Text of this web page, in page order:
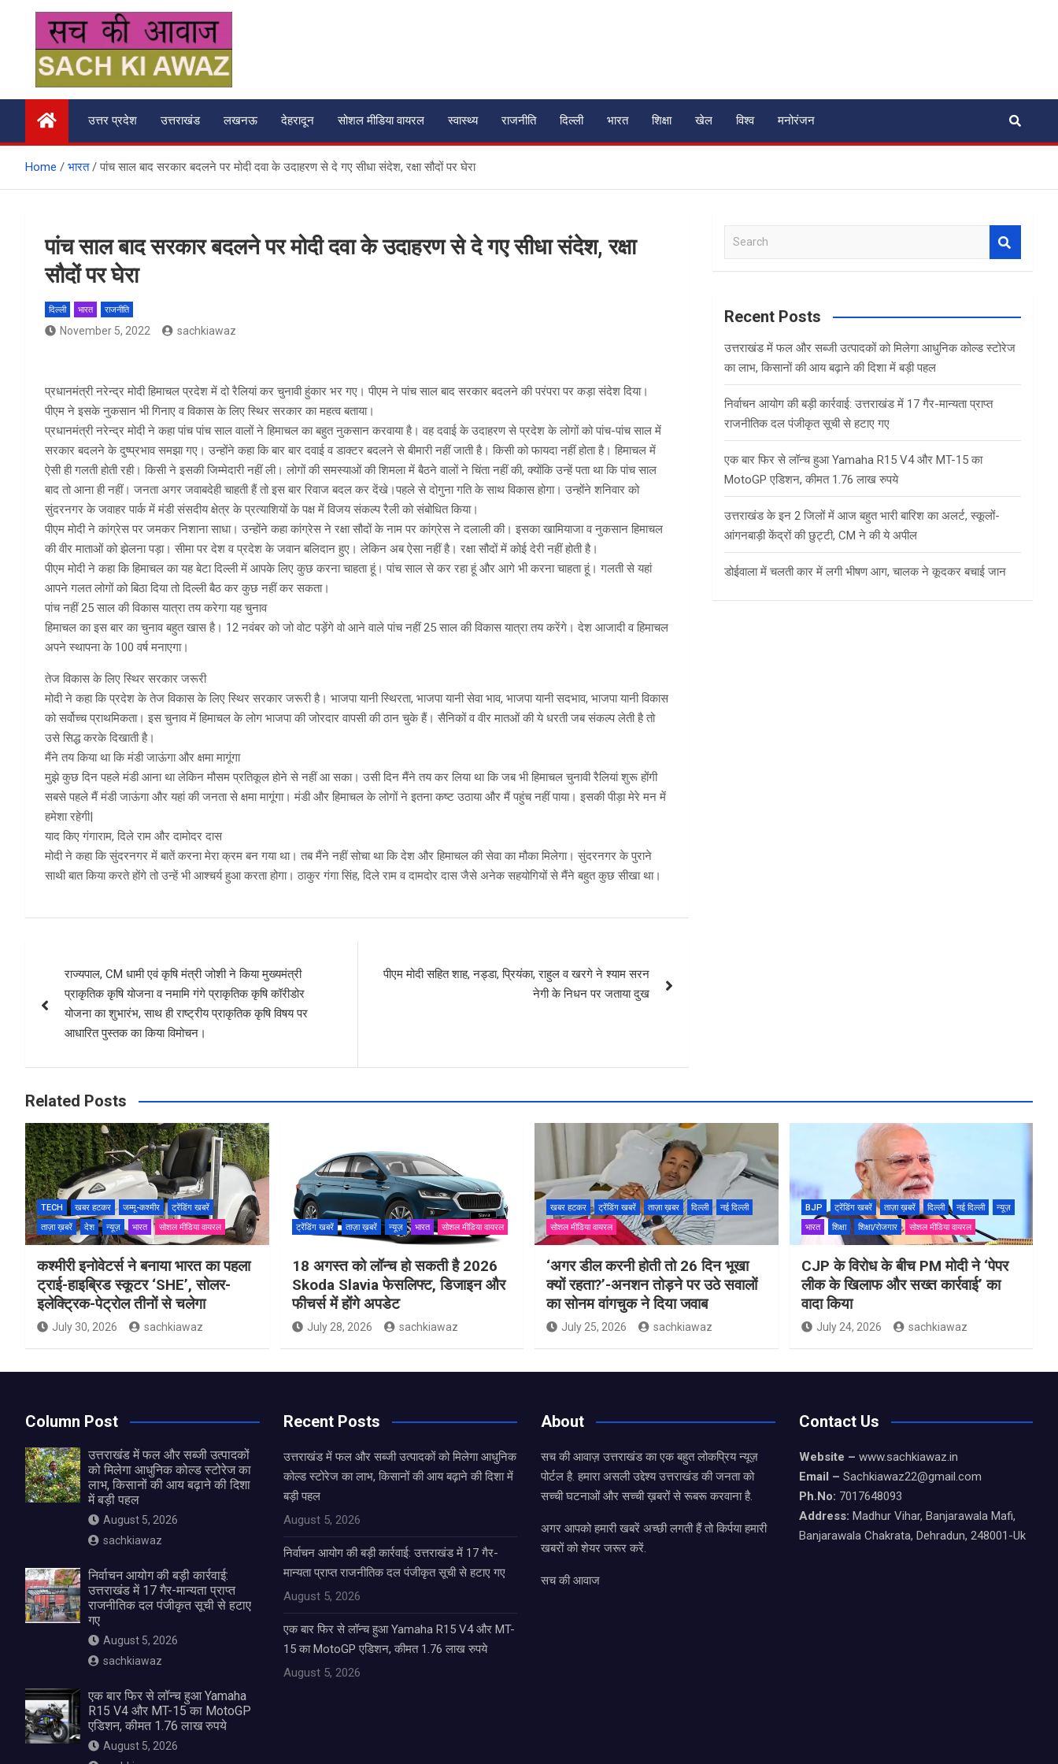
content
सच की आवाज
उत्तर प्रदेश उत्तराखंड लखनऊ देहरादून सोशल मीडिया वायरल स्वास्थ्य राजनीति दिल्ली भारत शिक्षा खेल विश्व मनोरंजन
Home भारत पांच साल बाद सरकार बदलने पर मोदी दवा के उदाहरण से दे गए सीधा संदेश, रक्षा सौदों पर घेरा
पांच साल बाद सरकार बदलने पर मोदी दवा के उदाहरण से दे गए सीधा संदेश, रक्षा
सौदों पर घेरा
दिल्ली भारत राजनीति
November 5, 2022 sachkiawaz
प्रधानमंत्री नरेन्द्र मोदी हिमाचल प्रदेश में दो रैलियां कर चुनावी हुंकार भर गए। पीएम ने पांच साल बाद सरकार बदलने की परंपरा पर कड़ा संदेश दिया।
पीएम ने इसके नुकसान भी गिनाए व विकास के लिए स्थिर सरकार का महत्‍व बताया।
प्रधानमंत्री नरेन्द्र मोदी ने कहा पांच पांच साल वालों ने हिमाचल का बहुत नुकसान करवाया है। वह दवाई के उदाहरण से प्रदेश के लोगों को पांच-पांच साल में
सरकार बदलने के दुष्प्रभाव समझा गए। उन्होंने कहा कि बार बार दवाई व डाक्टर बदलने से बीमारी नहीं जाती है। किसी को फायदा नहीं होता है। हिमाचल में
ऐसी ही गलती होती रही। किसी ने इसकी जिम्मेदारी नहीं ली। लोगों की समस्याओं की शिमला में बैठने वालों ने चिंता नहीं की, क्योंकि उन्हें पता था कि पांच साल
बाद तो आना ही नहीं। जनता अगर जवाबदेही चाहती हैं तो इस बार रिवाज बदल कर देंखे।पहले से दोगुना गति के साथ विकास होगा। उन्होंने शनिवार को
सुंदरनगर के जवाहर पार्क में मंडी संसदीय क्षेत्र के प्रत्याशियों के पक्ष में विजय संकल्प रैली को संबोधित किया।
पीएम माेदी ने कांग्रेस पर जमकर निशाना साधा। उन्‍होंने कहा कांग्रेस ने रक्षा सौदों के नाम पर कांग्रेस ने दलाली की। इसका खामियाजा व नुकसान हिमाचल
की वीर माताओं को झेलना पड़ा। सीमा पर देश व प्रदेश के जवान बलिदान हुए। लेकिन अब ऐसा नहीं है। रक्षा सौदों में कोई देरी नहीं होती है।
पीएम मोदी ने कहा कि हिमाचल का यह बेटा दिल्ली में आपके लिए कुछ करना चाहता हूं। पांच साल से कर रहा हूं और आगे भी करना चाहता हूं। गलती से यहां
आपने गलत लोगों को बिठा दिया तो दिल्ली बैठ कर कुछ नहीं कर सकता।
पांच नहीं 25 साल की विकास यात्रा तय करेगा यह चुनाव
हिमाचल का इस बार का चुनाव बहुत खास है। 12 नवंबर को जो वोट पड़ेंगे वो आने वाले पांच नहीं 25 साल की विकास यात्रा तय करेंगे। देश आजादी व हिमाचल
अपने स्थापना के 100 वर्ष मनाएगा।
तेज विकास के लिए स्थिर सरकार जरूरी
मोदी ने कहा कि प्रदेश के तेज विकास के लिए स्थिर सरकार जरूरी है। भाजपा यानी स्थिरता, भाजपा यानी सेवा भाव, भाजपा यानी सदभाव, भाजपा यानी विकास
को सर्वोच्च प्राथमिकता। इस चुनाव में हिमाचल के लोग भाजपा की जोरदार वापसी की ठान चुके हैं। सैनिकों व वीर मातओं की ये धरती जब संकल्प लेती है तो
उसे सिद्ध करके दिखाती है।
मैंने तय किया था कि मंडी जाऊंगा और क्षमा मागूंगा
मुझे कुछ दिन पहले मंडी आना था लेकिन मौसम प्रतिकूल होने से नहीं आ सका। उसी दिन मैंने तय कर लिया था कि जब भी हिमाचल चुनावी रैलियां शुरू होंगी
सबसे पहले मैं मंडी जाऊंगा और यहां की जनता से क्षमा मागूंगा। मंडी और हिमाचल के लोगों ने इतना कष्ट उठाया और मैं पहुंच नहीं पाया। इसकी पीड़ा मेरे मन में
हमेशा रहेगी|
याद किए गंगाराम, दिले राम और दामोदर दास
मोदी ने कहा कि सुंदरनगर में बातें करना मेरा क्रम बन गया था। तब मैंने नहीं सोचा था कि देश और हिमाचल की सेवा का मौका मिलेगा। सुंदरनगर के पुराने
साथी बात किया करते होंगे तो उन्हें भी आश्चर्य हुआ करता होगा। ठाकुर गंगा सिंह, दिले राम व दामदोर दास जैसे अनेक सहयोगियों से मैंने बहुत कुछ सीखा था।
navigation
राज्यपाल, CM धामी एवं कृषि मंत्री जोशी ने किया मुख्यमंत्री
प्राकृतिक कृषि योजना व नमामि गंगे प्राकृतिक कृषि कॉरीडोर
योजना का शुभारंभ, साथ ही राष्ट्रीय प्राकृतिक कृषि विषय पर
आधारित पुस्तक का किया विमोचन।
पीएम मोदी सहित शाह, नड्डा, प्रियंका, राहुल व खरगे ने श्याम सरन
नेगी के निधन पर जताया दुख
a
c
Recent Posts
उत्तराखंड में फल और सब्जी उत्पादकों को मिलेगा आधुनिक कोल्ड स्टोरेज
का लाभ, किसानों की आय बढ़ाने की दिशा में बड़ी पहल
निर्वाचन आयोग की बड़ी कार्रवाई: उत्तराखंड में 17 गैर-मान्यता प्राप्त
राजनीतिक दल पंजीकृत सूची से हटाए गए
एक बार फिर से लॉन्च हुआ Yamaha R15 V4 और MT-15 का
MotoGP एडिशन, कीमत 1.76 लाख रुपये
उत्तराखंड के इन 2 जिलों में आज बहुत भारी बारिश का अलर्ट, स्कूलों-
आंगनबाड़ी केंद्रों की छुट्टी, CM ने की ये अपील
डोईवाला में चलती कार में लगी भीषण आग, चालक ने कूदकर बचाई जान
Related Posts
TECH खबर हटकर जम्मू-कश्मीर
ट्रेंडिंग खबरें
ताज़ा ख़बरें
देश न्यूज़ भारत सोशल मीडिया वायरल
कश्मीरी इनोवेटर्स ने बनाया भारत का पहला
ट्राई-हाइब्रिड स्कूटर ‘SHE’, सोलर-
इलेक्ट्रिक-पेट्रोल तीनों से चलेगा
July 30, 2026 sachkiawaz
ट्रेंडिंग खबरें ताज़ा ख़बरें न्यूज़ भारत सोशल मीडिया वायरल
18 अगस्त को लॉन्च हो सकती है 2026
Skoda Slavia फेसलिफ्ट, डिजाइन और
फीचर्स में होंगे अपडेट
July 28, 2026 sachkiawaz
खबर हटकर ट्रेंडिंग खबरें ताज़ा ख़बर दिल्ली
नई दिल्ली
सोशल मीडिया वायरल
‘अगर डील करनी होती तो 26 दिन भूखा
क्यों रहता?’-अनशन तोड़ने पर उठे सवालों
का सोनम वांगचुक ने दिया जवाब
July 25, 2026 sachkiawaz
BJP ट्रेंडिंग खबरें ताज़ा ख़बरें दिल्ली नई दिल्ली
न्यूज़
भारत
शिक्षा शिक्षा/रोजगार सोशल मीडिया वायरल
CJP के विरोध के बीच PM मोदी ने ‘पेपर
लीक के खिलाफ और सख्त कार्रवाई’ का
वादा किया
July 24, 2026 sachkiawaz
Column Post
उत्तराखंड में फल और सब्जी उत्पादकों
को मिलेगा आधुनिक कोल्ड स्टोरेज का
लाभ, किसानों की आय बढ़ाने की दिशा
में बड़ी पहल
August 5, 2026
sachkiawaz
निर्वाचन आयोग की बड़ी कार्रवाई:
उत्तराखंड में 17 गैर-मान्यता प्राप्त
राजनीतिक दल पंजीकृत सूची से हटाए
गए
August 5, 2026
sachkiawaz
एक बार फिर से लॉन्च हुआ Yamaha
R15 V4 और MT-15 का MotoGP
एडिशन, कीमत 1.76 लाख रुपये
August 5, 2026
Recent Posts
उत्तराखंड में फल और सब्जी उत्पादकों को मिलेगा आधुनिक
कोल्ड स्टोरेज का लाभ, किसानों की आय बढ़ाने की दिशा में
बड़ी पहल
August 5, 2026
निर्वाचन आयोग की बड़ी कार्रवाई: उत्तराखंड में 17 गैर-
मान्यता प्राप्त राजनीतिक दल पंजीकृत सूची से हटाए गए
August 5, 2026
एक बार फिर से लॉन्च हुआ Yamaha R15 V4 और MT-
15 का MotoGP एडिशन, कीमत 1.76 लाख रुपये
August 5, 2026
About
सच की आवाज़ उत्तराखंड का एक बहुत लोकप्रिय न्यूज़
पोर्टल है. हमारा असली उद्देश्य उत्तराखंड की जनता को
सच्ची घटनाओं और सच्ची ख़बरों से रूबरू करवाना है.
अगर आपको हमारी खबरें अच्छी लगती हैं तो किर्पया हमारी
खबरों को शेयर जरूर करें.
सच की आवाज
Contact Us
Website – www.sachkiawaz.in
Email – Sachkiawaz22@gmail.com
Ph.No: 7017648093
Address: Madhur Vihar, Banjarawala Mafi,
Banjarawala Chakrata, Dehradun, 248001-Uk